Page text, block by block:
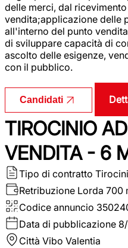
delle merci, dal
vendita;applicazione delle
all'interno del punto
di sviluppare capacità di
ascolto delle esigenze,
con il pubblico.
Candidati
TIROCINIO
VENDITA - 6
Tipo di contratto
Retribuzione Lorda 700
Codice annuncio
Data di pubblicazione
Città Vibo Valentia